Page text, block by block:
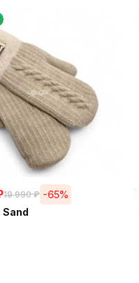
19 990 ₽ -65%